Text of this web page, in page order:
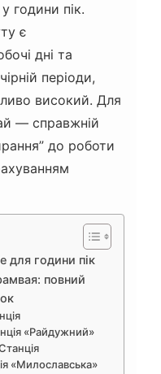
години пік.
є
дні та
періоди,
високий. Для
— справжній
до роботи
для години пік
повний
«Райдужний»
«Милославська»